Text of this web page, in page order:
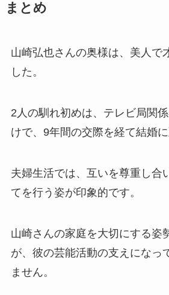
まとめ
山崎弘也さんの奥様は、美人で
した。
2人の馴れ初めは、テレビ局関
けで、9年間の交際を経て結婚に
夫婦生活では、互いを尊重し合
てを行う姿が印象的です。
山崎さんの家庭を大切にする姿
が、彼の芸能活動の支えになっ
ません。